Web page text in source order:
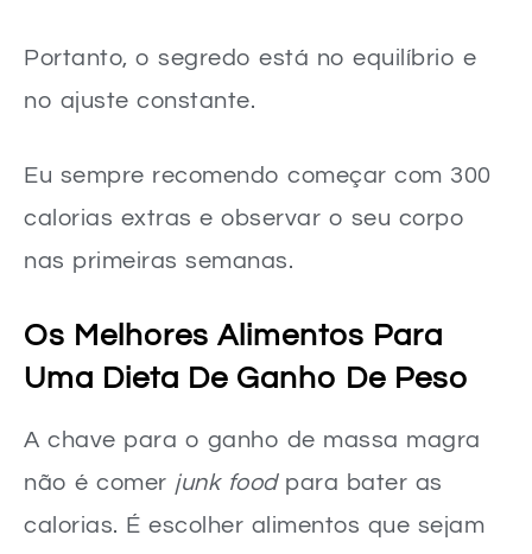
Portanto, o segredo está no equilíbrio e
no ajuste constante.
Eu sempre recomendo começar com 300
calorias extras e observar o seu corpo
nas primeiras semanas.
Os Melhores Alimentos Para
Uma Dieta De Ganho De Peso
A chave para o ganho de massa magra
não é comer junk foodpara bater as
calorias. É escolher alimentos que sejam